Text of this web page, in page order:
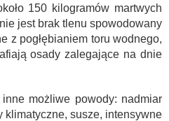
150 kilogramów martwych
jest brak tlenu spowodowany
z pogłębianiem toru wodnego,
osady zalegające na dnie
możliwe powody: nadmiar
klimatyczne, susze, intensywne